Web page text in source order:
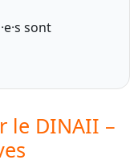
sont
le DINAII –